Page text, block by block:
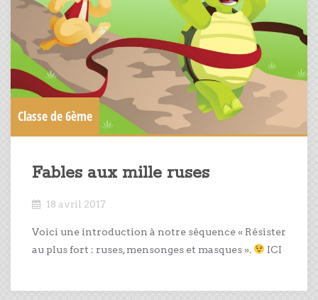
Classe de 6ème
Fables aux mille ruses
18 avril 2017
Voici une introduction à notre séquence « Résister
au plus fort : ruses, mensonges et masques ».
ICI